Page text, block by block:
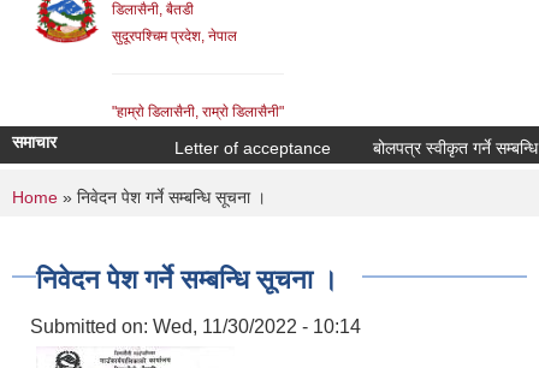
डिलासैनी, बैतडी
सुदूरपश्चिम प्रदेश, नेपाल
"हाम्राे डिलासैनी, राम्राे डिलासैनी"
समाचार Letter of acceptance बोलपत्र स्वीकृत गर्ने सम्बन्धि
You are here
Home » निवेदन पेश गर्ने सम्बन्धि सूचना ।
निवेदन पेश गर्ने सम्बन्धि सूचना ।
Submitted on: Wed, 11/30/2022 - 10:14